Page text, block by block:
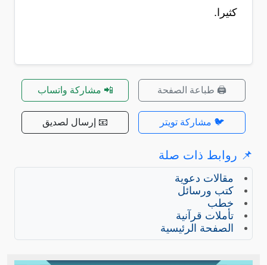
كثيرا.
🖨️ طباعة الصفحة 📲 مشاركة واتساب
🐦 مشاركة تويتر 📧 إرسال لصديق
📌 روابط ذات صلة
مقالات دعوية
كتب ورسائل
خطب
تأملات قرآنية
الصفحة الرئيسية